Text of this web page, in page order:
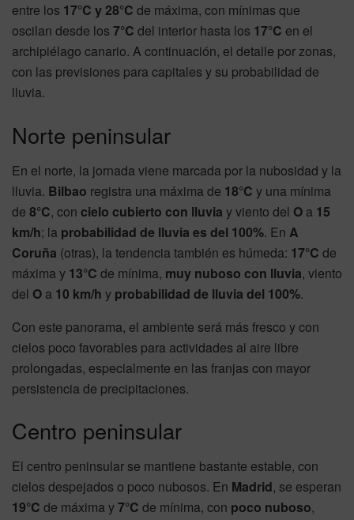
entre los 17°C y 28°C de máxima, con mínimas que
oscilan desde los 7°C del interior hasta los 17°C en el
archipiélago canario. A continuación, el detalle por zonas,
con las previsiones para capitales y su probabilidad de
lluvia.
Norte peninsular
En el norte, la jornada viene marcada por la nubosidad y la
lluvia. Bilbao registra una máxima de 18°C y una mínima
de 8°C, con cielo cubierto con lluvia y viento del O a 15
km/h; la probabilidad de lluvia es del 100%. En A
Coruña (otras), la tendencia también es húmeda: 17°C de
máxima y 13°C de mínima, muy nuboso con lluvia, viento
del O a 10 km/h y probabilidad de lluvia del 100%.
Con este panorama, el ambiente será más fresco y con
cielos poco favorables para actividades al aire libre
prolongadas, especialmente en las franjas con mayor
persistencia de precipitaciones.
Centro peninsular
El centro peninsular se mantiene bastante estable, con
cielos despejados o poco nubosos. En Madrid, se esperan
19°C de máxima y7°C de mínima, con poco nuboso,